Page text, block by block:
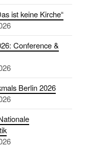
ist keine Kirche“
Conference &
Berlin 2026